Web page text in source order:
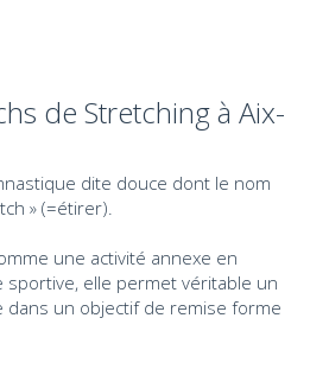
de Stretching à Aix-
dite douce dont le nom
» (=étirer).
une activité annexe en
sportive, elle permet véritable un
un objectif de remise forme